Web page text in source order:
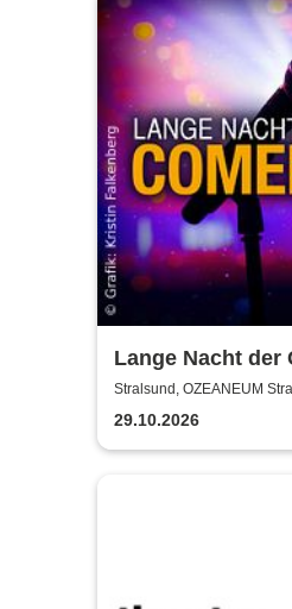
Lange Nacht der
Die Stadt lacht
Stralsund, OZEANEUM
29.10.2026